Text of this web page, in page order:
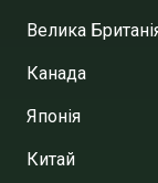
Велика
Канада
Японія
Китай